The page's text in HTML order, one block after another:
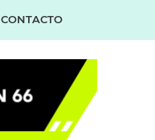
CONTACTO